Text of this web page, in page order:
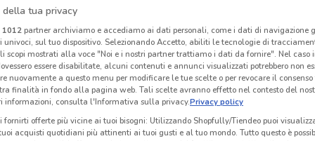
della tua privacy
1012partner archiviamo e accediamo ai dati personali, come i dati di navigazione
sul tuo dispositivo. Selezionando Accetto, abiliti le tecnologie di
scopi mostrati alla voce "Noi e i nostri partner trattiamo i dati da fornire". Nel caso
essere disabilitate, alcuni contenuti e annunci visualizzati potrebbero non
nuovamente a questo menu per modificare le tue scelte o per revocare il
finalità in fondo alla pagina web. Tali scelte avranno effetto nel contesto del
informazioni, consulta l'Informativa sulla privacy.Privacy policy
fornirti offerte più vicine ai tuoi bisogni: Utilizzando Shopfully/Tiendeo puoi
acquisti quotidiani più attinenti ai tuoi gusti e al tuo mondo. Tutto questo è